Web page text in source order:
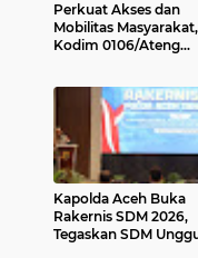
Perkuat Akses dan
Mobilitas Masyarakat,
Kodim 0106/Ateng
Rusip Antara, Aceh
Tengah
Kapolda Aceh Buka
Rakernis SDM 2026,
Tegaskan SDM